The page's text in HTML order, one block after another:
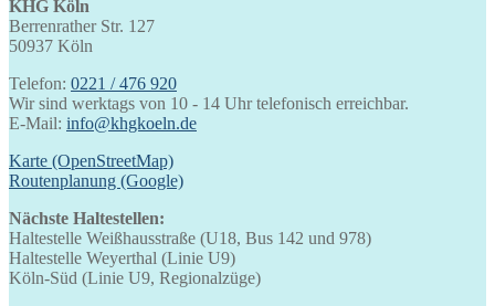
KHG Köln
Berrenrather Str. 127
50937 Köln
Telefon: 0221 / 476 920
Wir sind werktags von 10 - 14 Uhr telefonisch erreichbar.
E-Mail: info@khgkoeln.de
Karte (OpenStreetMap)
Routenplanung (Google)
Nächste Haltestellen:
Haltestelle Weißhausstraße (U18, Bus 142 und 978)
Haltestelle Weyerthal (Linie U9)
Köln-Süd (Linie U9, Regionalzüge)